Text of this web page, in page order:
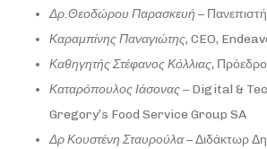
Δρ.Θεοδώρου Παρασκευή –
Καραμπίνης Παναγιώτης, CEO,
Καθηγητής Στέφανος Κόλλιας,
ΚαταρόπουλοςΙάσονας– Digital &
Gregory’s Food Service Group SA
Δρ Κουστένη Σταυρούλα– Διδάκτωρ